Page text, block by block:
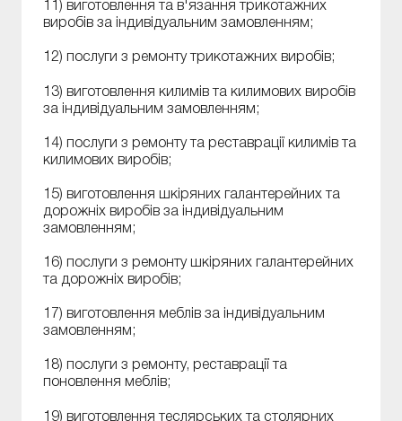
11) виготовлення та в'язання трикотажних
виробів за індивідуальним замовленням;
12) послуги з ремонту трикотажних виробів;
13) виготовлення килимів та килимових виробів
за індивідуальним замовленням;
14) послуги з ремонту та реставрації килимів та
килимових виробів;
15) виготовлення шкіряних галантерейних та
дорожніх виробів за індивідуальним
замовленням;
16) послуги з ремонту шкіряних галантерейних
та дорожніх виробів;
17) виготовлення меблів за індивідуальним
замовленням;
18) послуги з ремонту, реставрації та
поновлення меблів;
19) виготовлення теслярських та столярних